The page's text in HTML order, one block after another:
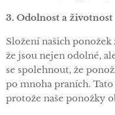
3. Odolnost a životnost
Složení našich
že jsou nejen odolné,
se spolehnout, že
po mnoha praních.
protože naše ponožky